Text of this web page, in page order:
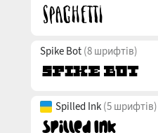
Spike Bot (8 шрифтів)
Spilled Ink (5 шрифтів)